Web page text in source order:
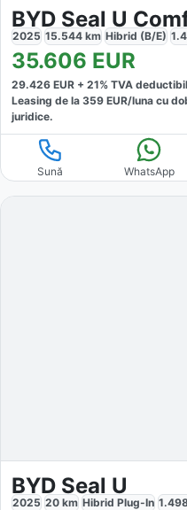
BYD Seal U
2025 15.544 km Hibrid (B/E)
35.606 EUR
29.426 EUR + 21% TVA deductibil
Leasing de la 359 EUR/luna cu
juridice.
Sună WhatsApp
BYD Seal U
2025 20 km Hibrid Plug-In